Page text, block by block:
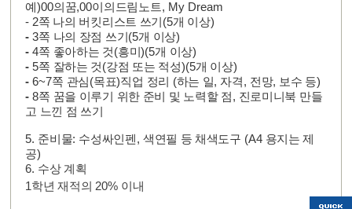
예 )00의 꿈,00이의 드림노트, My Dream
- 2쪽 나의 버킷리스트 쓰기 (5개 이상)
-3쪽 나의 장점 쓰기 (5개 이상)
-4쪽 좋아하는 것(흥미)(5개 이상)
-5쪽 잘하는 것(강점 또는 적성)(5개 이상)
-6~7쪽 관심(목표)직업 정리 (하는 일, 자격, 전망, 보수 등)
-8쪽 꿈을 이루기 위한 준비 및 노력할 점, 진로미니북 만들
고 느낀 점 쓰기
5. 준비물: 수성싸인펜 , 색연필 등 채색도구 (A4 용지는 제
공)
6. 수상 계획
1학년 재적의 20% 이내